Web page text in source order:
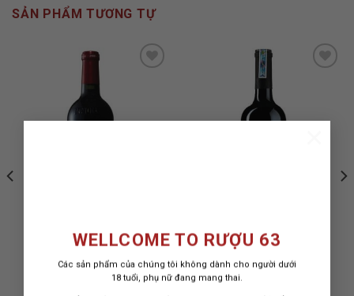
WELLCOME TO RƯỢU 63
Các sản phẩm của chúng tôi không dành cho người dưới
18 tuổi, phụ nữ đang mang thai.
SẢN PHẨM TƯƠNG TỰ
ADD TO
WISHLIST
RƯỢU VANG PETRUS
ADD TO
WISHLIST
RƯỢU VANG THE ZIN
ZINFANDEL